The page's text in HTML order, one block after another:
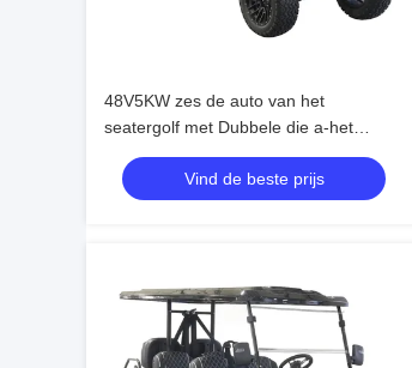
48V5KW zes de auto van het
seatergolf met Dubbele die a-het
Staalchassis van de wapenopschorting
in China worden gemaakt
Vind de beste prijs